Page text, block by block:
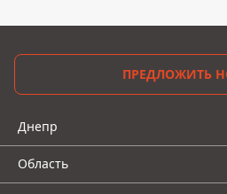
ПРЕДЛОЖИТЬ
Днепр
Область